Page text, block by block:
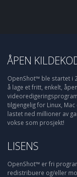
ÅPEN
OpenShot™ ble startet i
å lage et fritt, enkelt,
tilgjengelig for Linux,
lastet ned millioner av
vokse som prosjekt!
LISENS
OpenShot™ er fri
redistribuere og/eller